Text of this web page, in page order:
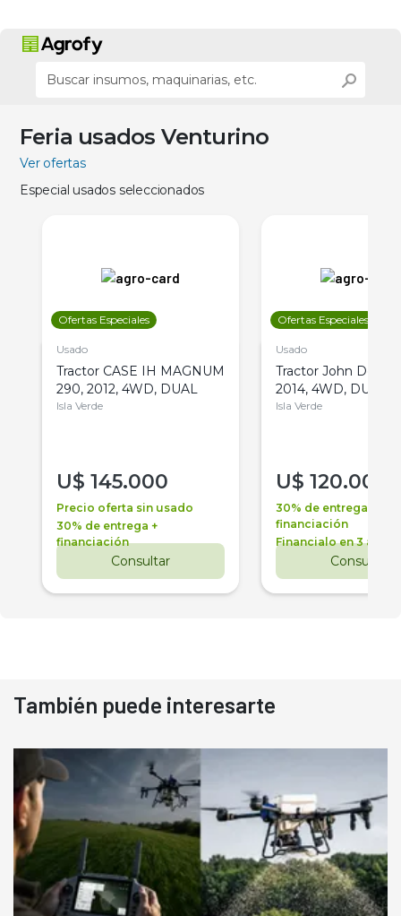
Feria usados Venturino
Ver ofertas
Especial usados seleccionados
Ofertas Especiales
Usado
Tractor CASE IH MAGNUM
290, 2012, 4WD, DUAL
Isla Verde
U$ 145.000
Precio oferta sin usado
30% de entrega +
financiación
Consultar
Ofertas Especiales
Usado
Tractor John Deere
2014, 4WD, DUAL
Isla Verde
U$ 120.000
30% de entrega +
financiación
Financialo en 3 años
Consultar
También puede interesarte